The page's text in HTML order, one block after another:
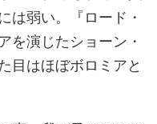
は弱い。『ロード・
を演じたショーン・
目はほぼボロミアと